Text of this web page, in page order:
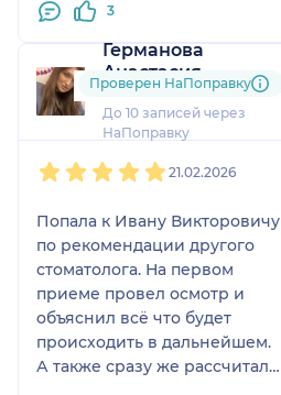
3
Германова
Анастасия
8 отзывов
До 10 записей через
НаПоправку
Проверен НаПоправку
21.02.2026
Попала к Ивану Викторовичу
по рекомендации другого
стоматолога. На первом
приеме провел осмотр и
объяснил всё что будет
происходить в дальнейшем.
А также сразу же рассчитал